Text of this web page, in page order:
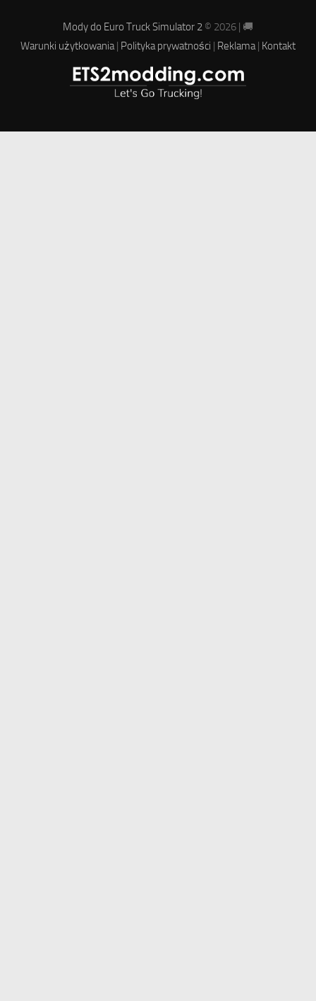
Mody do Euro Truck Simulator 2 © 2026 | 🚚
Warunki użytkowania| Polityka prywatności | Reklama| Kontakt